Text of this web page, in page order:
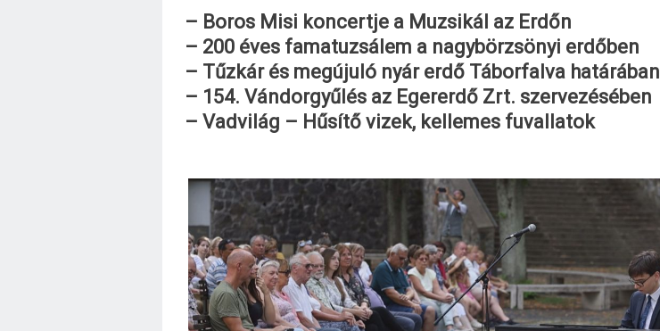
– Boros Misi koncertje a Muzsikál az Erdőn
– 200 éves famatuzsálem a nagybörzsönyi erdőben
– Tűzkár és megújuló nyár erdő Táborfalva határában
– 154. Vándorgyűlés az Egererdő Zrt. szervezésében
– Vadvilág – Hűsítő vizek, kellemes fuvallatok